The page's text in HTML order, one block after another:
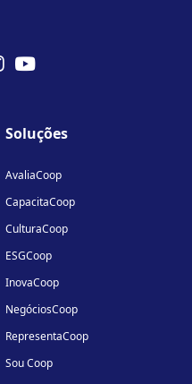
instagram
youtube
Soluções
AvaliaCoop
CapacitaCoop
CulturaCoop
ESGCoop
InovaCoop
NegóciosCoop
RepresentaCoop
Sou Coop